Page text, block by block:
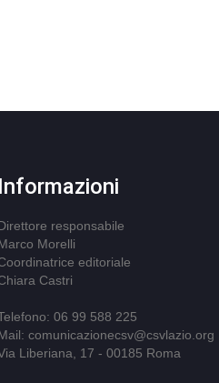
Informazioni
responsabile
Morelli
editoriale
Castri
06 99 588 225
comunicazionecsv@csvlazio.org
Liberiana, 17 - 00185 Roma